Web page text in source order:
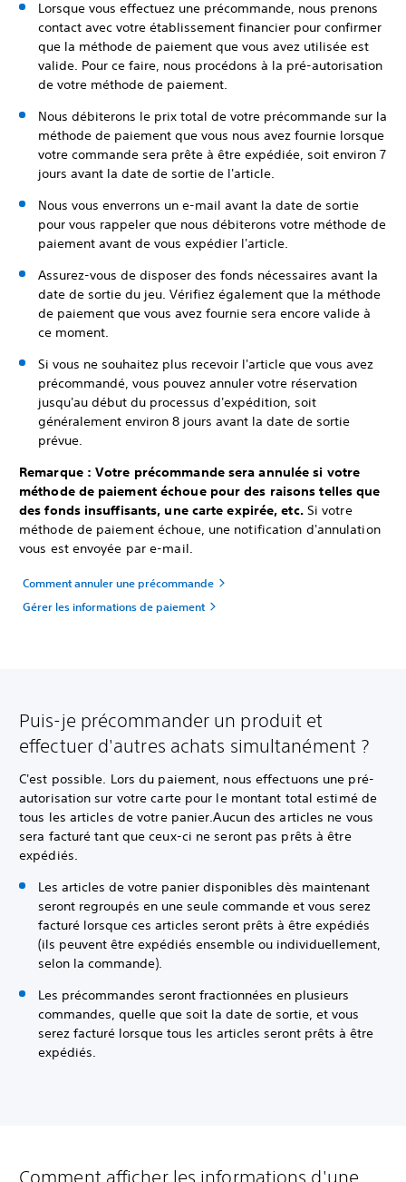
Lorsque vous effectuez une précommande, nous prenons
contact avec votre établissement financier pour confirmer
que la méthode de paiement que vous avez utilisée est
valide. Pour ce faire, nous procédons à la pré-autorisation
de votre méthode de paiement.
Nous débiterons le prix total de votre précommande sur la
méthode de paiement que vous nous avez fournie lorsque
votre commande sera prête à être expédiée, soit environ 7
jours avant la date de sortie de l'article.
Nous vous enverrons un e-mail avant la date de sortie
pour vous rappeler que nous débiterons votre méthode de
paiement avant de vous expédier l'article.
Assurez-vous de disposer des fonds nécessaires avant la
date de sortie du jeu. Vérifiez également que la méthode
de paiement que vous avez fournie sera encore valide à
ce moment.
Si vous ne souhaitez plus recevoir l'article que vous avez
précommandé, vous pouvez annuler votre réservation
jusqu'au début du processus d'expédition, soit
généralement environ 8 jours avant la date de sortie
prévue.
Remarque : Votre précommande sera annulée si votre
méthode de paiement échoue pour des raisons telles que
des fonds insuffisants, une carte expirée, etc.Si votre
méthode de paiement échoue, une notification d'annulation
vous est envoyée par e-mail.
Comment annuler une précommande
Gérer les informations de paiement
Puis-je précommander un produit et
effectuer d'autres achats simultanément ?
C'est possible. Lors du paiement, nous effectuons une pré-
autorisation sur votre carte pour le montant total estimé de
tous les articles de votre panier.Aucun des articles ne vous
sera facturé tant que ceux-ci ne seront pas prêts à être
expédiés.
Les articles de votre panier disponibles dès maintenant
seront regroupés en une seule commande et vous serez
facturé lorsque ces articles seront prêts à être expédiés
(ils peuvent être expédiés ensemble ou individuellement,
selon la commande).
Les précommandes seront fractionnées en plusieurs
commandes, quelle que soit la date de sortie, et vous
serez facturé lorsque tous les articles seront prêts à être
expédiés.
Comment afficher les informations d'une